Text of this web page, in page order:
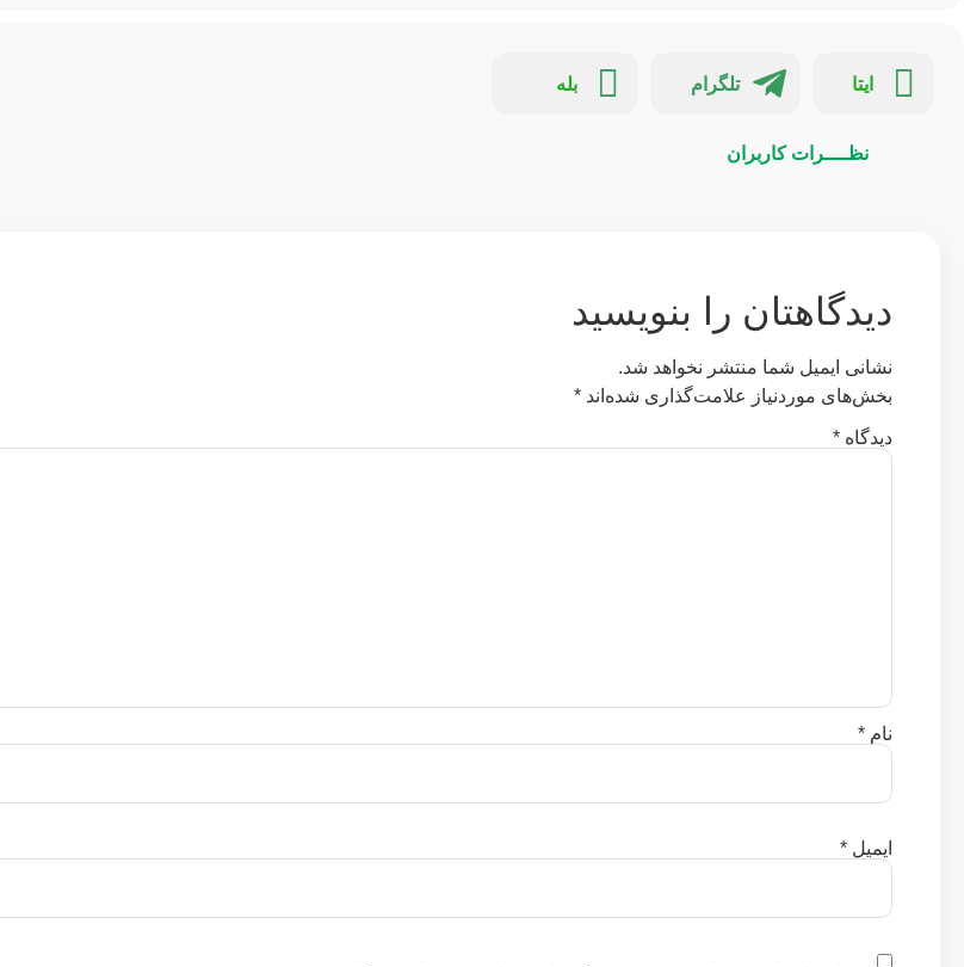
ایتا تلگرام بله
نظــــرات کاربران
دیدگاهتان را بنویسید
نشانی ایمیل شما منتشر نخواهد شد.
بخش‌های موردنیاز علامت‌گذاری شده‌اند *
دیدگاه *
نام *
ایمیل *